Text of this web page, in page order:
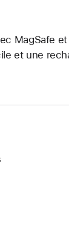
MagSafe
et une